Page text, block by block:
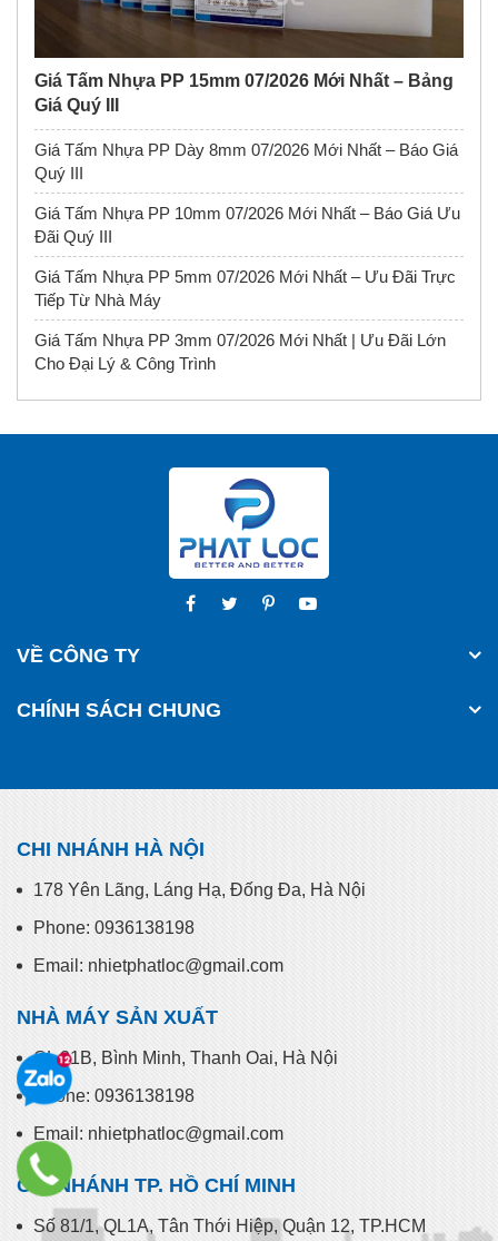
Giá Tấm Nhựa PP 15mm 07/2026 Mới Nhất – Bảng
Giá Quý III
Giá Tấm Nhựa PP Dày 8mm 07/2026 Mới Nhất – Báo Giá
Quý III
Giá Tấm Nhựa PP 10mm 07/2026 Mới Nhất – Báo Giá Ưu
Đãi Quý III
Giá Tấm Nhựa PP 5mm 07/2026 Mới Nhất – Ưu Đãi Trực
Tiếp Từ Nhà Máy
Giá Tấm Nhựa PP 3mm 07/2026 Mới Nhất | Ưu Đãi Lớn
Cho Đại Lý & Công Trình
VỀ CÔNG TY
CHÍNH SÁCH CHUNG
CHI NHÁNH HÀ NỘI
Phone: 0936138198
Email: nhietphatloc@gmail.com